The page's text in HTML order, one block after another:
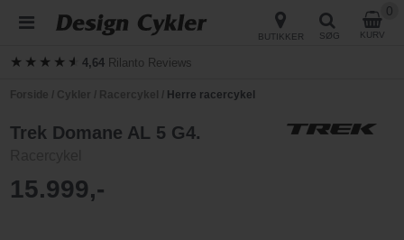
BUTIKKER SØG KURV
0
★★★★★
★★★★★4,64 Rilanto Reviews
Herre racercykel
Trek Domane AL 5 G4.
15.999,-